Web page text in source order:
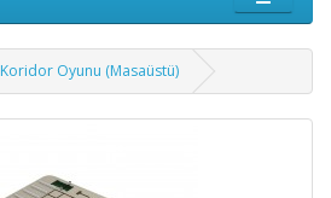
Koridor Oyunu (Masaüstü)